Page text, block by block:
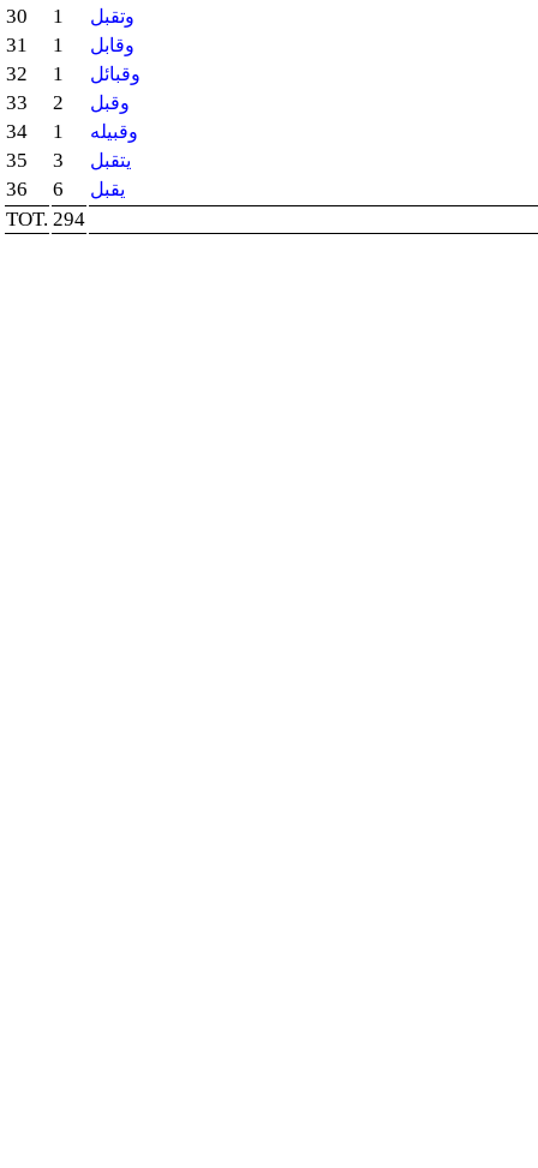
30 1 وتقبل
31 1 وقابل
32 1 وقبائل
33 2 وقبل
34 1 وقبيله
35 3 يتقبل
36 6 يقبل
TOT. 294